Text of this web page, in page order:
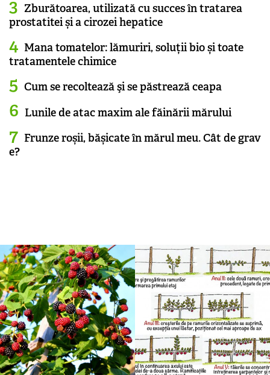
Zburătoarea, utilizată cu succes în tratarea
prostatitei și a cirozei hepatice
Mana tomatelor: lămuriri, soluții bio și toate
tratamentele chimice
Cum se recoltează şi se păstrează ceapa
Lunile de atac maxim ale făinării mărului
Frunze roșii, bășicate în mărul meu. Cât de grav
e?